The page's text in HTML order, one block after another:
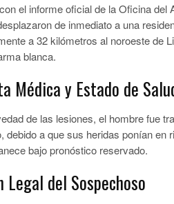
el informe oficial de la Oficina
de inmediato a una
a 32 kilómetros al noroeste de
blanca.
Médica y Estado de
de las lesiones, el hombre fue
debido a que sus heridas ponían
bajo pronóstico reservado.
Legal del Sospechoso